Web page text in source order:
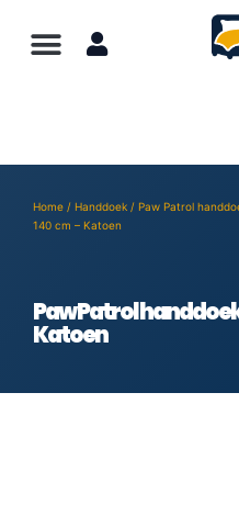
Home / Handdoek / Paw Patrol
140 cm – Katoen
Paw Patrol handdoek
Katoen